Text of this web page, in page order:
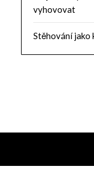
vyhovovat
Stěhování jako